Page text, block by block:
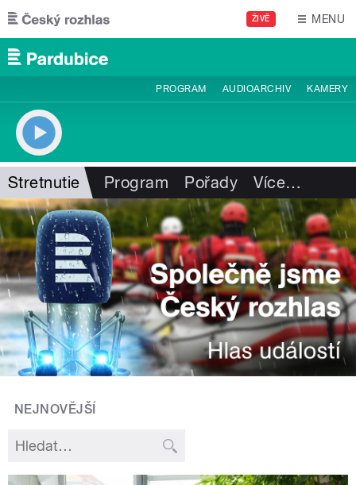
Přejít k hlavnímu obsahu
ŽIVĚ MENU
PROGRAM AUDIOARCHIV KAMERY
Stretnutie Program Pořady Více…
NEJNOVĚJŠÍ